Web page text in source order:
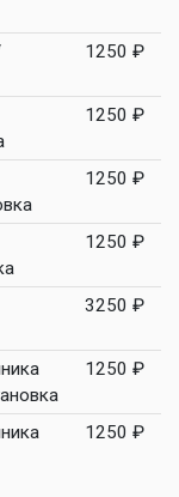
1250 ₽
1250 ₽
1250 ₽
1250 ₽
3250 ₽
1250 ₽
1250 ₽